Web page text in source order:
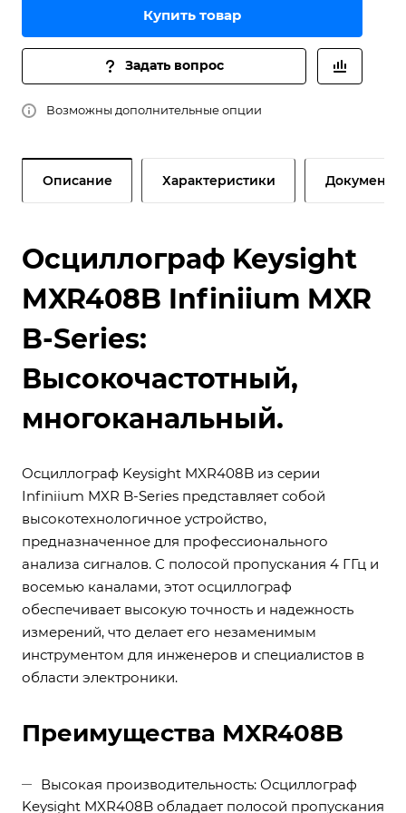
Купить товар
Задать вопрос
Возможны дополнительные опции
Описание Характеристики Документы
Осциллограф Keysight
MXR408B Infiniium MXR
B-Series:
Высокочастотный,
многоканальный.
Осциллограф Keysight MXR408B из серии
Infiniium MXR B-Series представляет собой
высокотехнологичное устройство,
предназначенное для профессионального
анализа сигналов. С полосой пропускания 4 ГГц и
восемью каналами, этот осциллограф
обеспечивает высокую точность и надежность
измерений, что делает его незаменимым
инструментом для инженеров и специалистов в
области электроники.
Преимущества MXR408B
Высокая производительность: Осциллограф
Keysight MXR408B обладает полосой пропускания